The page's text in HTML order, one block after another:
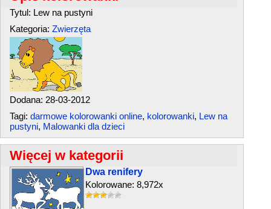
Tytul: Lew na pustyni
Kategoria: Zwierzęta
Dodana: 28-03-2012
Tagi: darmowe kolorowanki online, kolorowanki, Lew na
pustyni, Malowanki dla dzieci
Więcej w kategorii
Dwa renifery
Kolorowane: 8,972x